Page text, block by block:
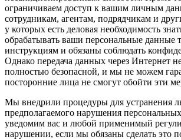
ограничиваем доступ к вашим личным
сотрудникам, агентам, подрядчикам и
у которых есть деловая необходимость
обрабатывать ваши персональные данные
инструкциям и обязаны соблюдать
Однако передача данных через Интернет
полностью безопасной, и мы не можем
посторонние лица не смогут обойти эти
Мы внедрили процедуры для устранения
предполагаемого нарушения
уведомим вас и любой применимый
нарушении, если мы обязаны сделать это